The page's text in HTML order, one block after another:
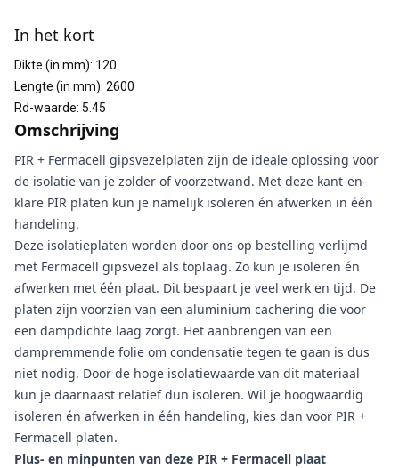
In het kort
Dikte (in mm): 120
Lengte (in mm): 2600
Rd-waarde: 5.45
Omschrijving
PIR + Fermacell gipsvezelplaten zijn de ideale oplossing voor
de isolatie van je zolder of voorzetwand. Met deze kant-en-
klare PIR platen kun je namelijk isoleren én afwerken in één
handeling.
Deze isolatieplaten worden door ons op bestelling verlijmd
met Fermacell gipsvezel als toplaag. Zo kun je isoleren én
afwerken met één plaat. Dit bespaart je veel werk en tijd. De
platen zijn voorzien van een aluminium cachering die voor
een dampdichte laag zorgt. Het aanbrengen van een
dampremmende folie om condensatie tegen te gaan is dus
niet nodig. Door de hoge isolatiewaarde van dit materiaal
kun je daarnaast relatief dun isoleren. Wil je hoogwaardig
isoleren én afwerken in één handeling, kies dan voor PIR +
Fermacell platen.
Plus- en minpunten van deze PIR + Fermacell plaat